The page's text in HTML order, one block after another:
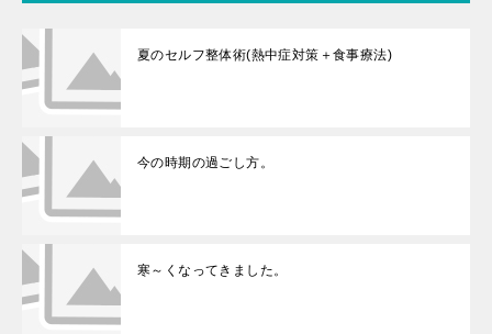
夏のセルフ整体術(熱中症対策＋食事療法)
今の時期の過ごし方。
寒～くなってきました。